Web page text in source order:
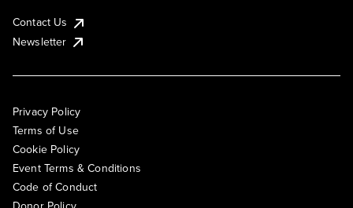
Contact Us
Newsletter
Privacy Policy
Terms of Use
Cookie Policy
Event Terms & Conditions
Code of Conduct